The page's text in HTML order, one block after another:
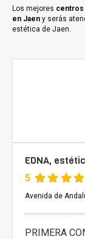
Los mejores centros
en Jaen y serás
estética de Jaen.
EDNA,
5
Avenida de
PRIMERA